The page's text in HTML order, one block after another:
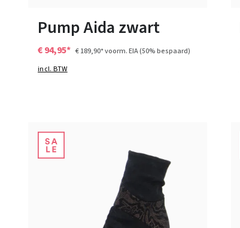
Pump Aida zwart
€ 94,95* € 189,90*voorm. EIA(50% bespaard)
incl. BTW